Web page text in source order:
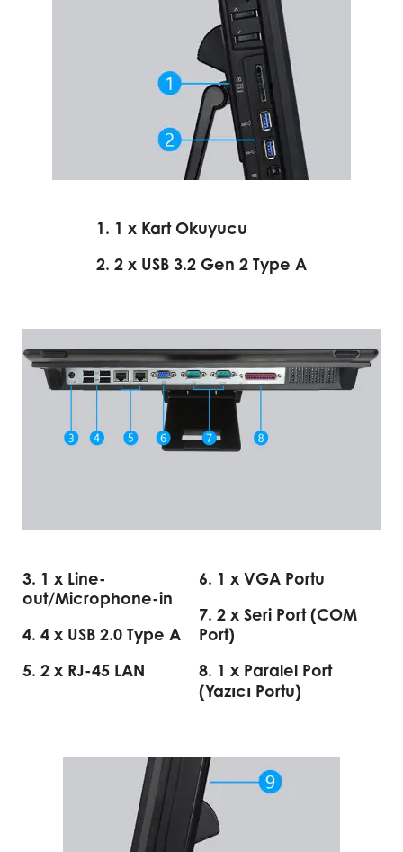
1. 1 x Kart Okuyucu
2. 2 x USB 3.2 Gen 2 Type A
3. 1 x Line-
out/Microphone-in
4. 4 x USB 2.0 Type A
5. 2 x RJ-45 LAN
6. 1 x VGA Portu
7. 2 x Seri Port (COM
Port)
8. 1 x Paralel Port
(Yazıcı Portu)